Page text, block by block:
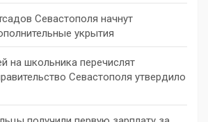
Севастополя начнут
укрытия
на школьника перечислят
Севастополя утвердило